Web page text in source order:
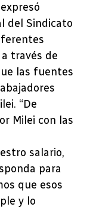
del Sindicato
través de
las fuentes
“De
Milei con las
salario,
para
que esos
y lo